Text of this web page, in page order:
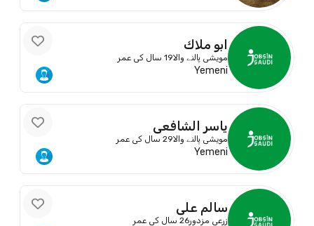
ابو ملاك
مویشی پالنے والا19 سال کی عمر
Yemeni
ياسر الشافعي
مویشی پالنے والا29 سال کی عمر
Yemeni
سالم علي
زرعی مزدور26 سال کی عمر